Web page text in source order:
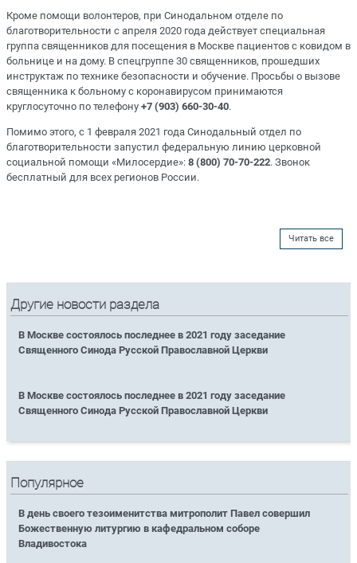
Кроме помощи волонтеров, при Синодальном отделе по
благотворительности с апреля 2020 года действует специальная
группа священников для посещения в Москве пациентов с ковидом в
больнице и на дому. В спецгруппе 30 священников, прошедших
инструктаж по технике безопасности и обучение. Просьбы о вызове
священника к больному с коронавирусом принимаются
круглосуточно по телефону +7 (903) 660-30-40.
Помимо этого, с 1 февраля 2021 года Синодальный отдел по
благотворительности запустил федеральную линию церковной
социальной помощи «Милосердие»: 8 (800) 70-70-222. Звонок
бесплатный для всех регионов России.
Читать все
Другие новости раздела
В Москве состоялось последнее в 2021 году заседание
Священного Синода Русской Православной Церкви
В Москве состоялось последнее в 2021 году заседание
Священного Синода Русской Православной Церкви
Популярное
В день своего тезоименитства митрополит Павел совершил
Божественную литургию в кафедральном соборе
Владивостока